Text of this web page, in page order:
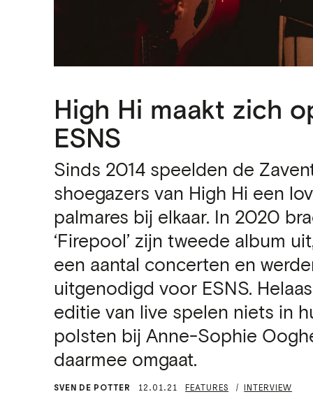
High Hi maakt zich
ESNS
Sinds 2014 speelden de
shoegazers van High Hi een
palmares bij elkaar. In 2020
‘Firepool’ zijn tweede album
een aantal concerten en
uitgenodigd voor ESNS.
editie van live spelen niets in
polsten bij Anne-Sophie
daarmee omgaat.
SVEN DE POTTER 12.01.21 FEATURES INTERVIEW